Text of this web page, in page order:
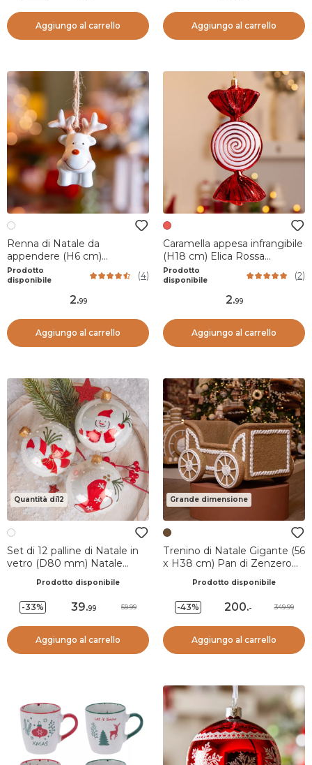
Aggiungo al carrello Aggiungo al carrello
Renna di Natale da
appendere (H6 cm)
Dolomite Bianco
Prodotto
disponibile
(4)
2.99
Aggiungo al carrello
Caramella appesa infrangibile
(H18 cm) Elica Rossa
glitterato
Prodotto
disponibile
(2)
2.99
Aggiungo al carrello
Quantità di12
Set di 12 palline di Natale in
vetro (D80 mm) Natale
Prodotto disponibile
-33% 39.99 59.99
Aggiungo al carrello
Grande dimensione
Trenino di Natale Gigante (56
x H38 cm) Pan di Zenzero
Prodotto disponibile
-43% 200.- 349.99
Aggiungo al carrello